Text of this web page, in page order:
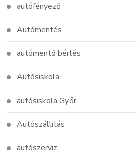
autófényező
Autómentés
autómentő bérlés
Autósiskola
autósiskola Győr
Autószállítás
autószerviz